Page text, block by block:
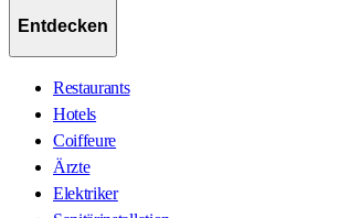
Entdecken
Restaurants
Hotels
Coiffeure
Ärzte
Elektriker